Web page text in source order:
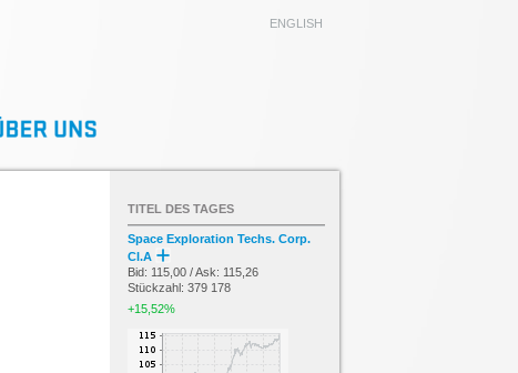
ENGLISH
TITEL DES TAGES
Space Exploration Techs. Corp.
Cl.A
Bid: 115,00 / Ask: 115,26
Stückzahl: 379 178
+15,52%